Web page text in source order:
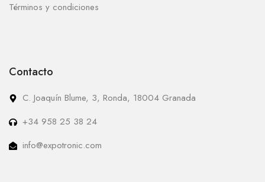
Términos y condiciones
Contacto
C. Joaquín Blume, 3, Ronda, 18004 Granada
+34 958 25 38 24
info@expotronic.com